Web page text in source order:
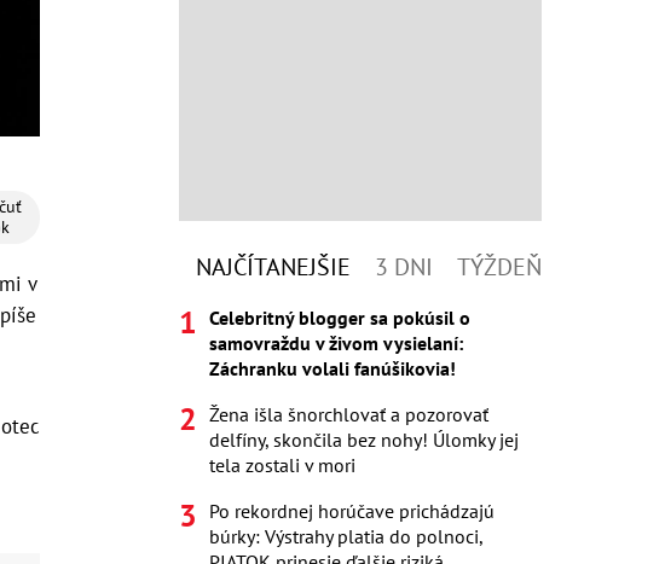
v
NAJČÍTANEJŠIE 3 DNI TÝŽDEŇ
Celebritný blogger sa pokúsil o
samovraždu v živom vysielaní:
Záchranku volali fanúšikovia!
Žena išla šnorchlovať a pozorovať
delfíny, skončila bez nohy! Úlomky jej
tela zostali v mori
Po rekordnej horúčave prichádzajú
búrky: Výstrahy platia do polnoci,